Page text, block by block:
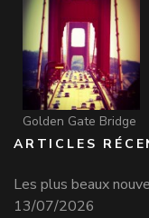
Golden Gate Bridge
ARTICLES
Les plus beaux
13/07/2026